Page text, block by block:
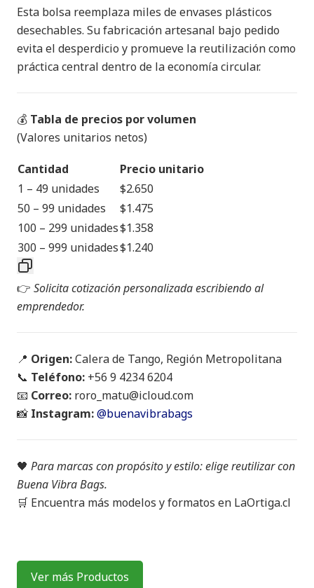
Esta bolsa reemplaza miles de envases plásticos
desechables. Su fabricación artesanal bajo pedido
evita el desperdicio y promueve la reutilización como
práctica central dentro de la economía circular.
💰 Tabla de precios por volumen
(Valores unitarios netos)
Cantidad
Precio unitario
1 – 49 unidades
$2.650
50 – 99 unidades
$1.475
100 – 299 unidades$1.358
300 – 999 unidades$1.240
👉 Solicita cotización personalizada escribiendo al
emprendedor.
📍 Origen:Calera de Tango, Región Metropolitana
📞 Teléfono: +56 9 4234 6204
📧 Correo: roro_matu@icloud.com
📸 Instagram:@buenavibrabags
🖤 Para marcas con propósito y estilo: elige reutilizar con
Buena Vibra Bags.
🛒 Encuentra más modelos y formatos en LaOrtiga.cl
Ver más Productos